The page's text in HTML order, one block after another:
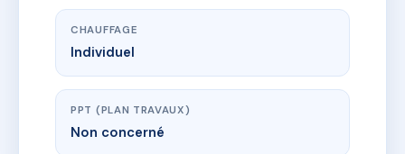
CHAUFFAGE
Individuel
PPT (PLAN TRAVAUX)
Non concerné